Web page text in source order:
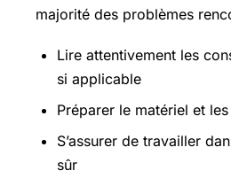
majorité des problèmes
Lire attentivement les
si applicable
Préparer le matériel et
S’assurer de travailler
sûr